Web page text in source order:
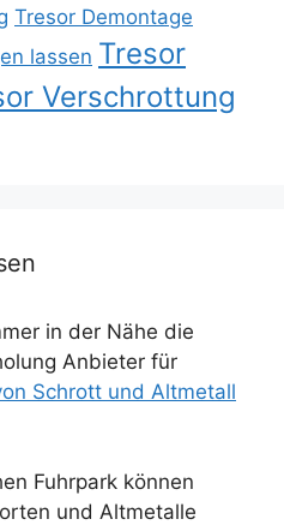
Tresor Demontage
lassen Tresor
Verschrottung
in der Nähe die
Anbieter für
Schrott und Altmetall
Fuhrpark können
und Altmetalle